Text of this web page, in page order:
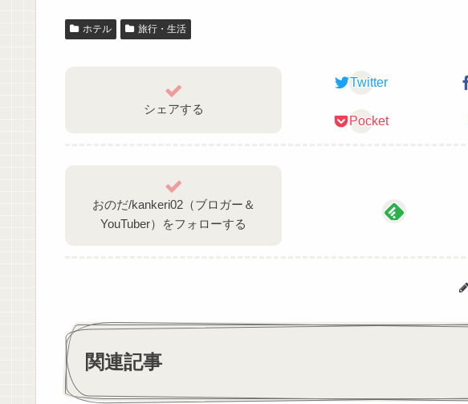
ホテル 旅行・生活
シェアする
Twitter
Pocket
おのだ/kankeri02（ブロガー＆
YouTuber）をフォローする
関連記事